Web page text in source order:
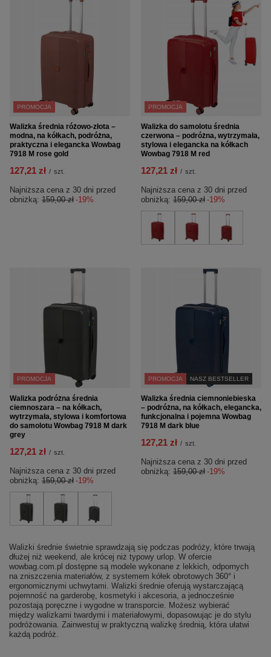
PROMOCJA
Walizka średnia różowo-złota –
modna, na kółkach, podróżna,
praktyczna i elegancka Wowbag
7918 M rose gold
127,21 zł / szt.
Najniższa cena z 30 dni przed
obniżką: 159,00 zł -19%
PROMOCJA
Walizka do samolotu średnia
czerwona – podróżna, wytrzymała,
stylowa i elegancka na kółkach
Wowbag 7918 M red
127,21 zł / szt.
Najniższa cena z 30 dni przed
obniżką: 159,00 zł -19%
PROMOCJA
Walizka podróżna średnia
ciemnoszara – na kółkach,
wytrzymała, stylowa i komfortowa
do samolotu Wowbag 7918 M dark
grey
127,21 zł / szt.
Najniższa cena z 30 dni przed
obniżką: 159,00 zł -19%
PROMOCJA NASZ BESTSELLER
Walizka średnia ciemnoniebieska
– podróżna, na kółkach, elegancka,
funkcjonalna i pojemna Wowbag
7918 M dark blue
127,21 zł / szt.
Najniższa cena z 30 dni przed
obniżką: 159,00 zł -19%
Walizki średnie świetnie sprawdzają się podczas podróży, które trwają
dłużej niż weekend, ale krócej niż typowy urlop. W ofercie
wowbag.com.pl dostępne są modele wykonane z lekkich, odpornych
na zniszczenia materiałów, z systemem kółek obrotowych 360° i
ergonomicznymi uchwytami. Walizki średnie oferują wystarczającą
pojemność na garderobę, kosmetyki i akcesoria, a jednocześnie
pozostają poręczne i wygodne w transporcie. Możesz wybierać
między walizkami twardymi i materiałowymi, dopasowując je do stylu
podróżowania. Zainwestuj w praktyczną walizkę średnią, która ułatwi
każdą podróż.